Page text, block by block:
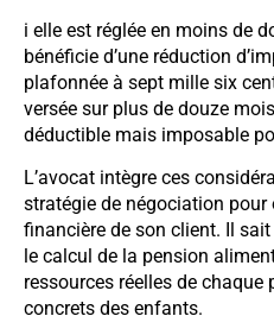
i elle est réglée en moins de
bénéficie d’une réduction
plafonnée à sept mille six
versée sur plus de douze
déductible mais imposable
L’avocat intègre ces
stratégie de négociation
financière de son client. Il
le calcul de la pension
ressources réelles de chaque
concrets des enfants.